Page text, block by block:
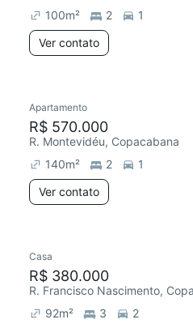
100m² 2
1
Ver contato
Apartamento
R$ 570.000
R. Montevidéu, Copacabana
140m² 2
1
Ver contato
Casa
R$ 380.000
R. Francisco Nascimento,
92m² 3
2